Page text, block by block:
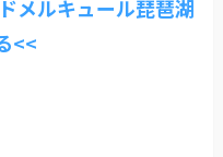
メルキュール琵琶湖
<<